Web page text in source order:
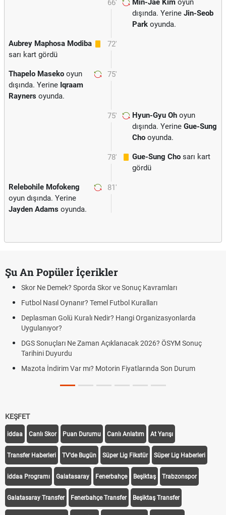
66' Min-Jae Kim oyun
dışında. Yerine Jin-Seob
Park oyunda.
72'
Aubrey Maphosa Modiba
sarı kart gördü
75'
Thapelo Maseko oyun
dışında. Yerine Iqraam
Rayners oyunda.
75' Hyun-Gyu Oh oyun
dışında. Yerine Gue-Sung
Cho oyunda.
78' Gue-Sung Cho sarı kart
gördü
81'
Relebohile Mofokeng
oyun dışında. Yerine
Jayden Adams oyunda.
Şu An Popüler İçerikler
Skor Ne Demek? Sporda Skor ve Sonuç Kavramları
Futbol Nasıl Oynanır? Temel Futbol Kuralları
Deplasman Golü Kuralı Nedir? Hangi Organizasyonlarda
Uygulanıyor?
DGS Sonuçları Ne Zaman Açıklanacak 2026? ÖSYM Sonuç
Tarihini Duyurdu
Mazota İndirim Var mı? Motorin Fiyatlarında Son Durum
KEŞFET
iddaa Canlı Skor Puan Durumu Canlı Anlatım At Yarışı
Transfer Haberleri TV'de Bugün Süper Lig Fikstür Süper Lig Haberleri
iddaa Programı Galatasaray Fenerbahçe Beşiktaş Trabzonspor
Galatasaray Transfer Fenerbahçe Transfer Beşiktaş Transfer